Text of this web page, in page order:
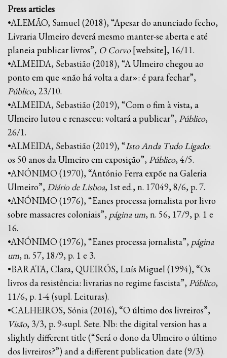
Press articles
•ALEMÃO, Samuel (2018), “Apesar do anunciado fecho,
Livraria Ulmeiro deverá mesmo manter-se aberta e até
planeia publicar livros”, O Corvo[website], 16/11.
•ALMEIDA, Sebastião (2018), “A Ulmeiro chegou ao
ponto em que «não há volta a dar»: é para fechar”,
Público, 23/10.
•ALMEIDA, Sebastião (2019), “Com o fim à vista, a
Ulmeiro lutou e renasceu: voltará a publicar”, Público,
26/1.
•ALMEIDA, Sebastião (2019), “Isto Anda Tudo Ligado:
os 50 anos da Ulmeiro em exposição”, Público, 4/5.
•ANÓNIMO (1970), “António Ferra expõe na Galeria
Ulmeiro”, Diário de Lisboa, 1st ed., n. 17049, 8/6, p. 7.
•ANÓNIMO (1976), “Eanes processa jornalista por livro
sobre massacres coloniais”, página um, n. 56, 17/9, p. 1 e
16.
•ANÓNIMO (1976), “Eanes processa jornalista”, página
um, n. 57, 18/9, p. 1 e 3.
•BARATA, Clara, QUEIRÓS, Luís Miguel (1994), “Os
livros da resistência: livrarias no regime fascista”, Público,
11/6, p. 1-4 (supl. Leituras).
•CALHEIROS, Sónia (2016), “O último dos livreiros”,
Visão, 3/3, p. 9-supl. Sete. Nb: the digital version has a
slightly different title (“Será o dono da Ulmeiro o último
dos livreiros?”) and a different publication date (9/3).